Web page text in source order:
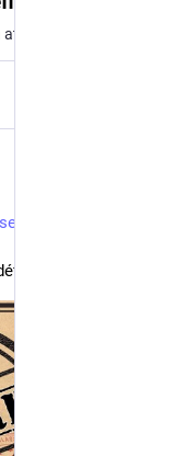
et leurs réponses !